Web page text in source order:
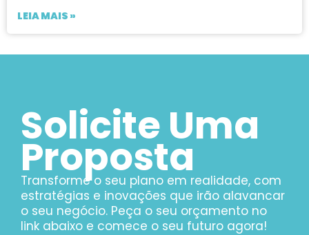
LEIA MAIS »
Solicite Uma
Proposta
Transforme o seu plano em realidade, com
estratégias e inovações que irão alavancar
o seu negócio. Peça o seu orçamento no
link abaixo e comece o seu futuro agora!